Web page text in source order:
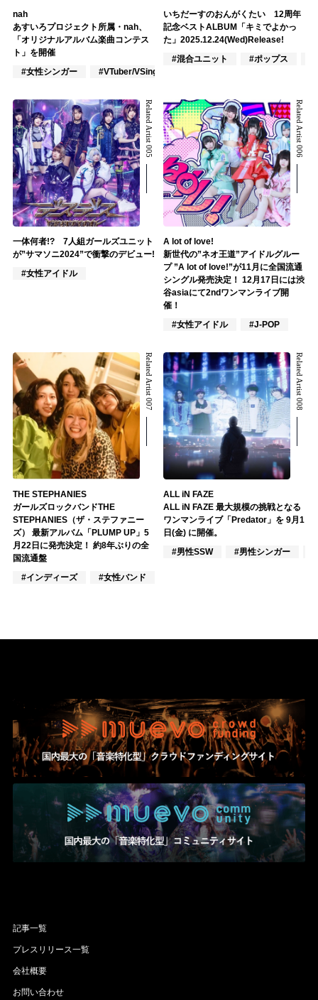
nah
あすいろプロジェクト所属・nah、
「オリジナルアルバム楽曲コンテス
ト」を開催
#女性シンガー
#VTuber/VSinger
いちだーすのおんがくたい 12周年
記念ベストALBUM「キミでよかっ
た」2025.12.24(Wed)Release!
#混合ユニット
#ポップス
Related Artist 005
一体何者!? 7人組ガールズユニット
が”サマソニ2024”で衝撃のデビュー!
#女性アイドル
Related Artist 006
A lot of love!
新世代の”ネオ王道”アイドルグルー
プ ”A lot of love!”が11月に全国流通
シングル発売決定！ 12月17日には渋
谷asiaにて2ndワンマンライブ開
催！
#女性アイドル
#J-POP
Related Artist 007
THE STEPHANIES
ガールズロックバンドTHE
STEPHANIES（ザ・ステファニー
ズ） 最新アルバム「PLUMP UP」5
月22日に発売決定！ 約8年ぶりの全
国流通盤
#インディーズ
#女性バンド
Related Artist 008
ALL iN FAZE
ALL iN FAZE 最大規模の挑戦となる
ワンマンライブ「Predator」を 9月1
日(金) に開催。
#男性SSW
#男性シンガー
記事一覧
プレスリリース一覧
会社概要
お問い合わせ